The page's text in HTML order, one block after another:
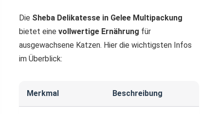
Die Sheba Delikatesse in Gelee Multipackung
bietet eine vollwertige Ernährung für
ausgewachsene Katzen. Hier die wichtigsten Infos
im Überblick:
Merkmal Beschreibung